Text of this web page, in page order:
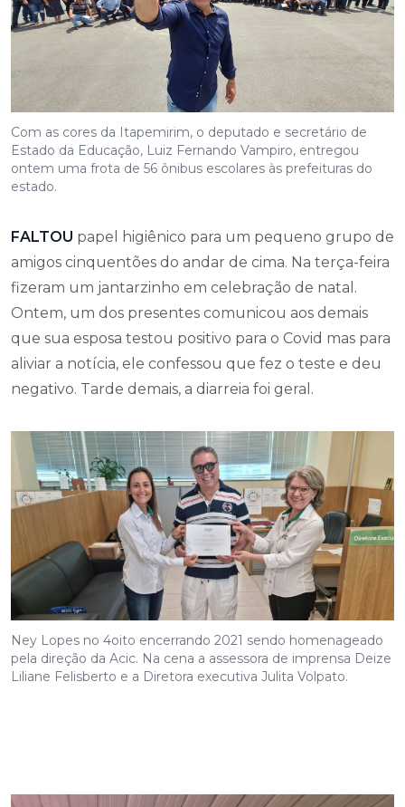
Com as cores da Itapemirim, o deputado e secretário de
Estado da Educação, Luiz Fernando Vampiro, entregou
ontem uma frota de 56 ônibus escolares às prefeituras do
estado.
FALTOU papel higiênico para um pequeno grupo de
amigos cinquentões do andar de cima. Na terça-feira
fizeram um jantarzinho em celebração de natal.
Ontem, um dos presentes comunicou aos demais
que sua esposa testou positivo para o Covid mas para
aliviar a notícia, ele confessou que fez o teste e deu
negativo. Tarde demais, a diarreia foi geral.
Ney Lopes no 4oito encerrando 2021 sendo homenageado
pela direção da Acic. Na cena a assessora de imprensa Deize
Liliane Felisberto e a Diretora executiva Julita Volpato.